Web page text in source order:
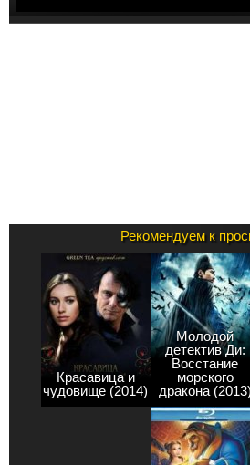
Рекомендуем к
Красавица и
чудовище (2014)
Молодой
детектив Ди:
Восстание
морского
дракона (2013)